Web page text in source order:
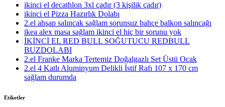
ikinci el decathlon 3xl çadır (3 kişilik çadır)
ikinci el Pizza Hazırlık Dolabı
2.el ahşap salıncak sağlam sorunsuz bahçe balkon salıncağı
ikea alex masa sağlam ikinci el hiç bir sorunu yok
İKİNCİ EL RED BULL SOĞUTUCU REDBULL
BUZDOLABI
2.el Franke Marka Tertemiz Doğalgazlı Set Üstü Ocak
2.el 4 Katlı Aluminyum Delikli İstif Rafı 107 x 170 cm
sağlam durumda
Etiketler